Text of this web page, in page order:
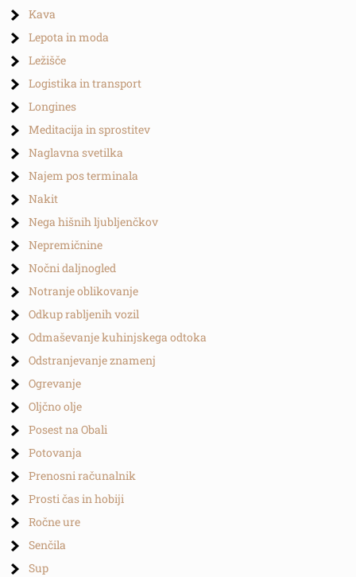
Kava
Lepota in moda
Ležišče
Logistika in transport
Longines
Meditacija in sprostitev
Naglavna svetilka
Najem pos terminala
Nakit
Nega hišnih ljubljenčkov
Nepremičnine
Nočni daljnogled
Notranje oblikovanje
Odkup rabljenih vozil
Odmaševanje kuhinjskega odtoka
Odstranjevanje znamenj
Ogrevanje
Oljčno olje
Posest na Obali
Potovanja
Prenosni računalnik
Prosti čas in hobiji
Ročne ure
Senčila
Sup